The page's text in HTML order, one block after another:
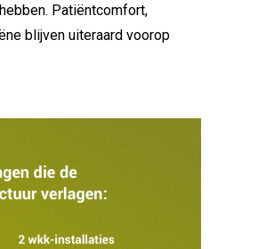
Patiëntcomfort,
blijven uiteraard voorop